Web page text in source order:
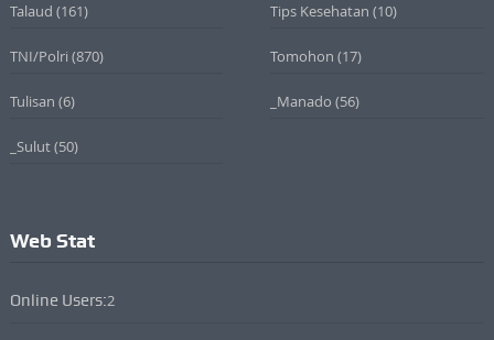
Talaud (161) Tips Kesehatan (10)
TNI/Polri (870) Tomohon (17)
Tulisan (6) _Manado (56)
_Sulut(50)
Web Stat
Online Users:2